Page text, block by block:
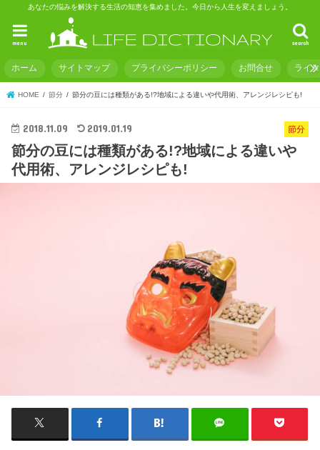
あなたの悩みを解決する生活の知恵を集めました。今日から人生を変えましょう。
search
menu
ホーム サイトマップ プライバシーポリシー お問合せ ライ
HOME 節分 節分の豆には種類がある!?地域による違いや代用術、アレンジレシピも!
節分
2018.11.09 2019.01.19
節分の豆には種類がある!?地域による違いや
代用術、アレンジレシピも!